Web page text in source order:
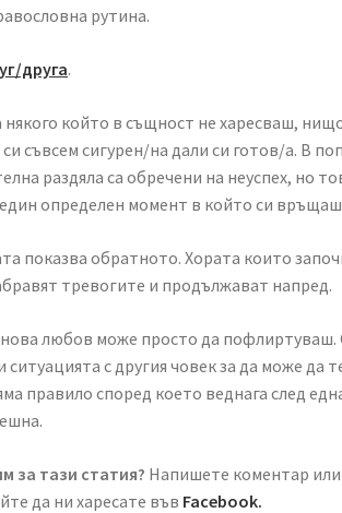
рутина.
друга.
някого който в същност не харесваш,
съвсем сигурен/на дали си готов/а. В
раздяла са обречени на неуспех, но
определен момент в който си връщаш
показва обратното. Хората които
тревогите и продължават напред.
нова любов може просто да
с другия човек за да може да
правило според което веднага след
за тази статия? Напишете коментар
да ни харесате във Facebook.